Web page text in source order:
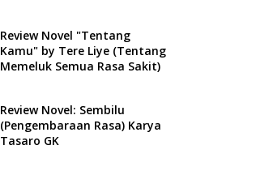
Review Novel "Tentang
Kamu" by Tere Liye (Tentang
Memeluk Semua Rasa Sakit)
Review Novel: Sembilu
(Pengembaraan Rasa) Karya
Tasaro GK